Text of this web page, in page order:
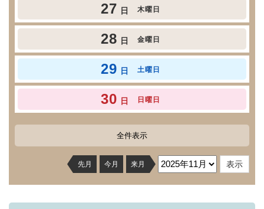
27 日 木曜日
28 日 金曜日
29 日 土曜日
30 日 日曜日
全件表示
先月 今月 来月